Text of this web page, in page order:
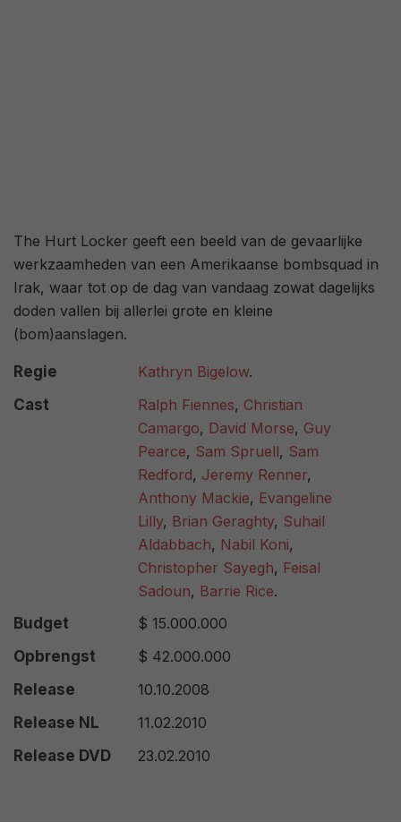
The Hurt Locker geeft een beeld van de gevaarlijke
werkzaamheden van een Amerikaanse bombsquad in
Irak, waar tot op de dag van vandaag zowat dagelijks
doden vallen bij allerlei grote en kleine
(bom)aanslagen.
Regie Kathryn Bigelow.
Cast
Ralph Fiennes, Christian
Camargo, David Morse, Guy
Pearce, Sam Spruell, Sam
Redford, Jeremy Renner,
Anthony Mackie, Evangeline
Lilly, Brian Geraghty, Suhail
Aldabbach, Nabil Koni,
Christopher Sayegh, Feisal
Sadoun, Barrie Rice.
Budget
$ 15.000.000
Opbrengst
$ 42.000.000
Release
10.10.2008
Release NL
11.02.2010
Release DVD
23.02.2010